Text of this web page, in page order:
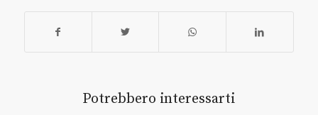
Potrebbero interessarti